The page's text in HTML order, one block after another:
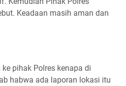
Keadaan masih aman dan
pihak Polres kenapa di
habwa ada laporan lokasi itu